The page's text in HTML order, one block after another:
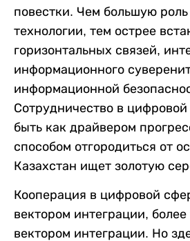
повестки. Чем большую
технологии, тем острее
горизонтальных связей,
информационного
информационной
Сотрудничество в
быть как драйвером
способом отгородиться от
Казахстан ищет золотую
Кооперация в цифровой
вектором интеграции, более
вектором интеграции. Но